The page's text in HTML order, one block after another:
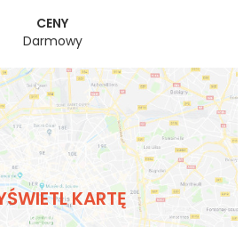
CENY
Darmowy
KARTĘ